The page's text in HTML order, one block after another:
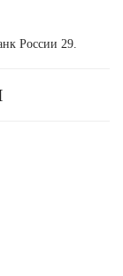
России 29.